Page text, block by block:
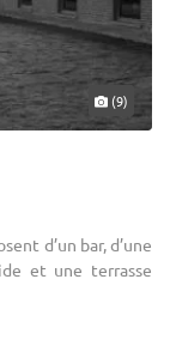
(9)
d’un bar, d’une
et une terrasse